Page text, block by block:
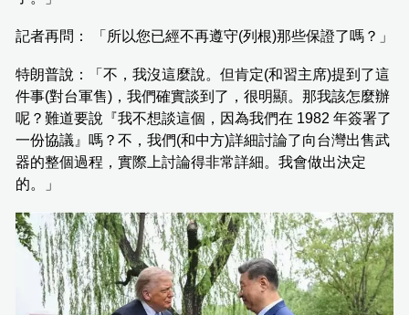
記者再問： 「所以您已經不再遵守(列根)那些保證了嗎？」
特朗普說：「不，我沒這麼說。但肯定(和習主席)提到了這
件事(對台軍售)，我們確實談到了，很明顯。那我該怎麼辦
呢？難道要說『我不想談這個，因為我們在 1982 年簽署了
一份協議』嗎？不，我們(和中方)詳細討論了向台灣出售武
器的整個過程，實際上討論得非常詳細。我會做出決定
的。」